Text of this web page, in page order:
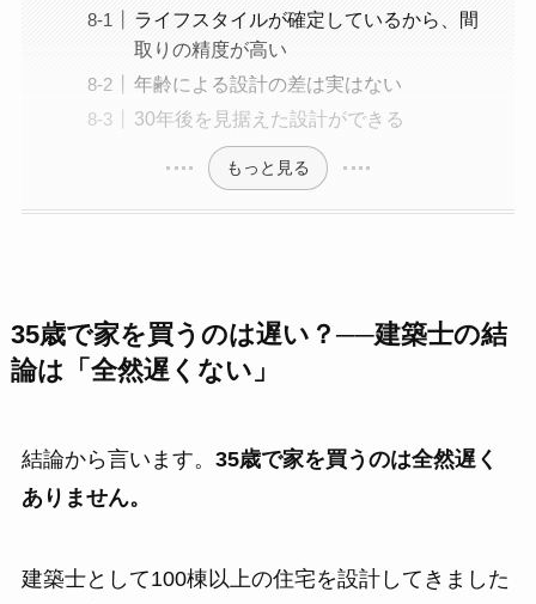
ライフスタイルが確定しているから、間
取りの精度が高い
年齢による設計の差は実はない
30年後を見据えた設計ができる
もっと見る
35歳で家を買うのは遅い？──建築士の結
論は「全然遅くない」
結論から言います。 35歳で家を買うのは全然遅く
ありません。
建築士として100棟以上の住宅を設計してきました